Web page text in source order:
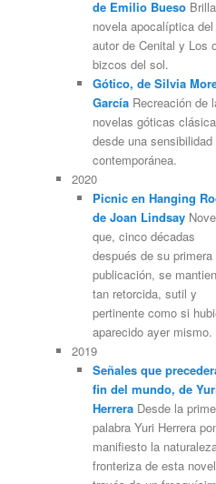
de Emilio Bueso
novela apocalíptica del
autor de Cenital y Los
bizcos del sol.
Gótico, de Silvia
GarcíaRecreación de
novelas góticas
desde una sensibilidad
contemporánea.
2020
Picnic en Hanging
de Joan Lindsay
que, cinco décadas
después de su primera
publicación, se
tan retorcida, sutil y
pertinente como si
aparecido ayer mismo.
2019
Señales que
fin del mundo, de
HerreraDesde la
palabra Yuri Herrera
manifiesto la
fronteriza de esta